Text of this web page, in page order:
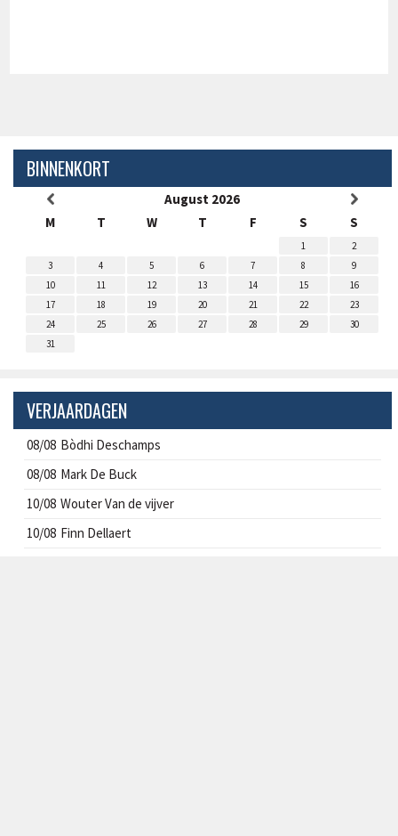
BINNENKORT
August 2026
M
T W T F S S
1
2
3
4 5 6 7 8
9
10
11 12 13 14 15
16
17
18 19 20 21 22
23
24
25 26 27 28 29
30
31
VERJAARDAGEN
08/08 Bòdhi Deschamps
08/08 Mark De Buck
10/08 Wouter Van de vijver
10/08 Finn Dellaert